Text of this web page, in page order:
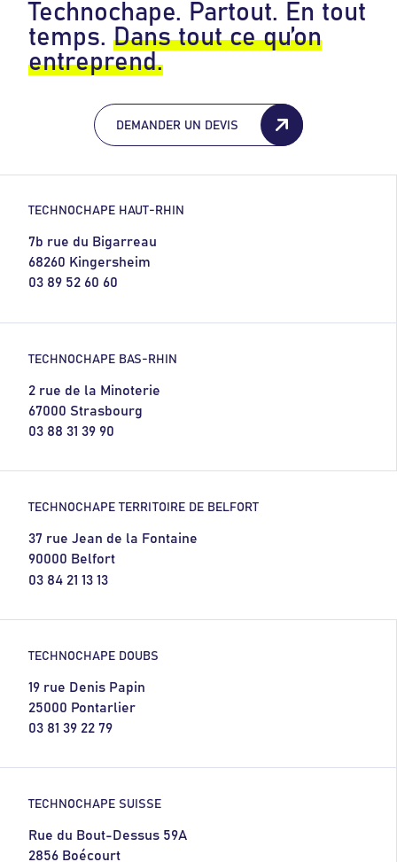
Technochape. Partout. En tout
temps. Dans tout ce qu’on
entreprend.
DEMANDER UN DEVIS
TECHNOCHAPE HAUT-RHIN
7b rue du Bigarreau
68260 Kingersheim
03 89 52 60 60
TECHNOCHAPE BAS-RHIN
2 rue de la Minoterie
67000 Strasbourg
03 88 31 39 90
TECHNOCHAPE TERRITOIRE DE BELFORT
37 rue Jean de la Fontaine
90000 Belfort
03 84 21 13 13
TECHNOCHAPE DOUBS
19 rue Denis Papin
25000 Pontarlier
03 81 39 22 79
TECHNOCHAPE SUISSE
Rue du Bout-Dessus 59A
2856 Boécourt